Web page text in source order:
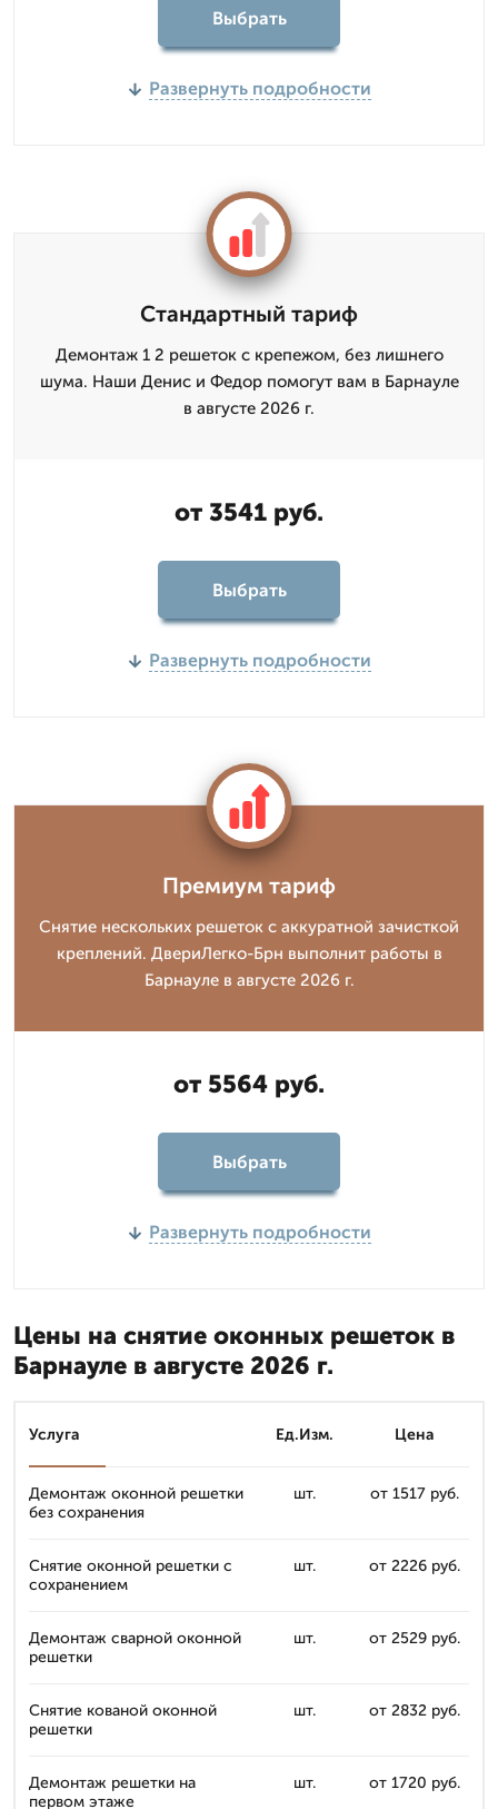
Выбрать
Развернуть подробности
Стандартный тариф
Демонтаж 1 2 решеток с крепежом, без лишнего
шума. Наши Денис и Федор помогут вам в Барнауле
в августе 2026 г.
от 3541 руб.
Выбрать
Развернуть подробности
Премиум тариф
Снятие нескольких решеток с аккуратной зачисткой
креплений. ДвериЛегко-Брн выполнит работы в
Барнауле в августе 2026 г.
от 5564 руб.
Выбрать
Развернуть подробности
Цены на снятие оконных решеток в
Барнауле в августе 2026 г.
Услуга Ед.Изм. Цена
Демонтаж оконной решетки
без сохранения
шт. от 1517 руб.
Снятие оконной решетки с
сохранением
шт. от 2226 руб.
Демонтаж сварной оконной
решетки
шт. от 2529 руб.
Снятие кованой оконной
решетки
шт. от 2832 руб.
Демонтаж решетки на
первом этаже
шт. от 1720 руб.